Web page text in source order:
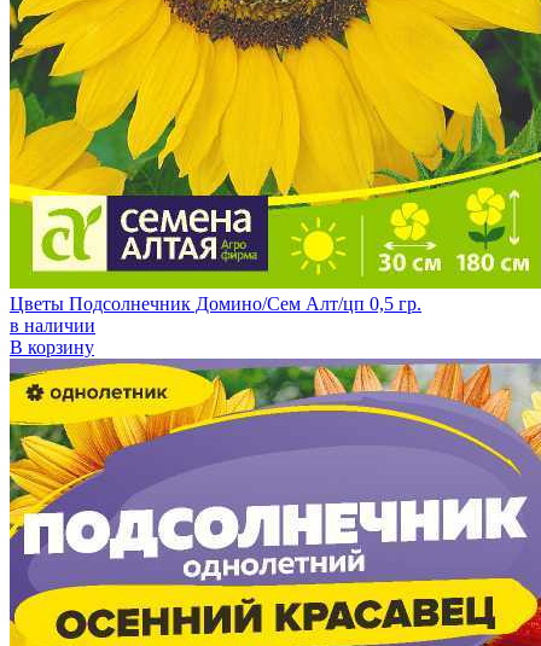
Цветы Подсолнечник Домино/Сем Алт/цп 0,5 гр.
в наличии
В корзину